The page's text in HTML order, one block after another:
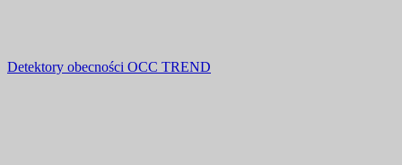
Detektory obecności OCC TREND